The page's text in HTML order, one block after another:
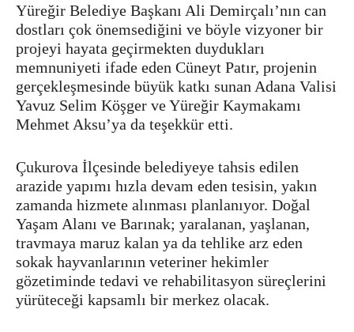
Yüreğir Belediye Başkanı Ali Demirçalı’nın can
dostları çok önemsediğini ve böyle vizyoner bir
projeyi hayata geçirmekten duydukları
memnuniyeti ifade eden Cüneyt Patır, projenin
gerçekleşmesinde büyük katkı sunan Adana Valisi
Yavuz Selim Köşger ve Yüreğir Kaymakamı
Mehmet Aksu’ya da teşekkür etti.
Çukurova İlçesinde belediyeye tahsis edilen
arazide yapımı hızla devam eden tesisin, yakın
zamanda hizmete alınması planlanıyor. Doğal
Yaşam Alanı ve Barınak; yaralanan, yaşlanan,
travmaya maruz kalan ya da tehlike arz eden
sokak hayvanlarının veteriner hekimler
gözetiminde tedavi ve rehabilitasyon süreçlerini
yürüteceği kapsamlı bir merkez olacak.